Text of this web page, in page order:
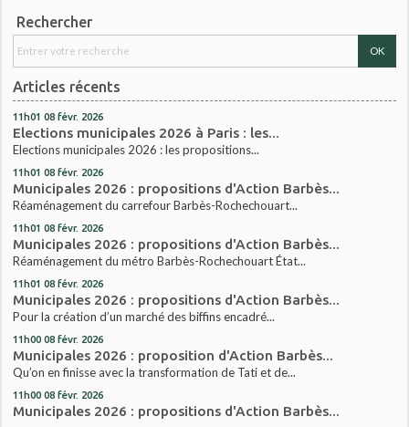
Rechercher
Articles récents
11h01 08 févr. 2026
Elections municipales 2026 à Paris : les...
Elections municipales 2026 : les propositions...
11h01 08 févr. 2026
Municipales 2026 : propositions d'Action Barbès...
Réaménagement du carrefour Barbès-Rochechouart...
11h01 08 févr. 2026
Municipales 2026 : propositions d'Action Barbès...
Réaménagement du métro Barbès-Rochechouart État...
11h01 08 févr. 2026
Municipales 2026 : propositions d'Action Barbès...
Pour la création d’un marché des biffins encadré...
11h00 08 févr. 2026
Municipales 2026 : proposition d'Action Barbès...
Qu’on en finisse avec la transformation de Tati et de...
11h00 08 févr. 2026
Municipales 2026 : propositions d'Action Barbès...